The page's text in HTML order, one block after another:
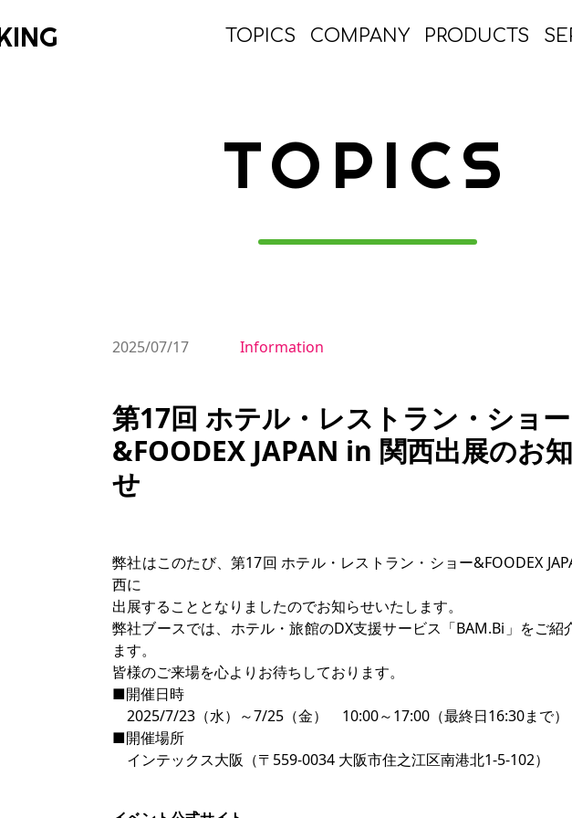
TOPICS COMPANY PRODUCTS
TOPICS
2025/07/17 Information
第17回 ホテル・レストラン・ショー
&FOODEX JAPAN in 関西出展のお
せ
弊社はこのたび、第17回 ホテル・レストラン・ショー&FOODEX
西に
出展することとなりましたのでお知らせいたします。
弊社ブースでは、ホテル・旅館のDX支援サービス「BAM.Bi」をご紹
ます。
皆様のご来場を心よりお待ちしております。
■開催日時
2025/7/23（水）～7/25（金）　10:00～17:00（最終日16:30まで）
■開催場所
インテックス大阪（〒559-0034 大阪市住之江区南港北1-5-102）